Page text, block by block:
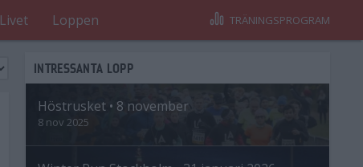
Livet Loppen TRÄNINGSPROGRAM
INTRESSANTA LOPP
Höstrusket • 8 november
8 nov 2025